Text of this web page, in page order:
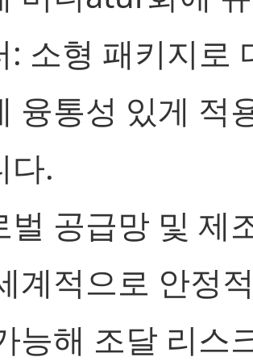
: 소형 패키지로
융통성 있게 적
다.
벌 공급망 및 제
계적으로 안정
능해 조달 리스